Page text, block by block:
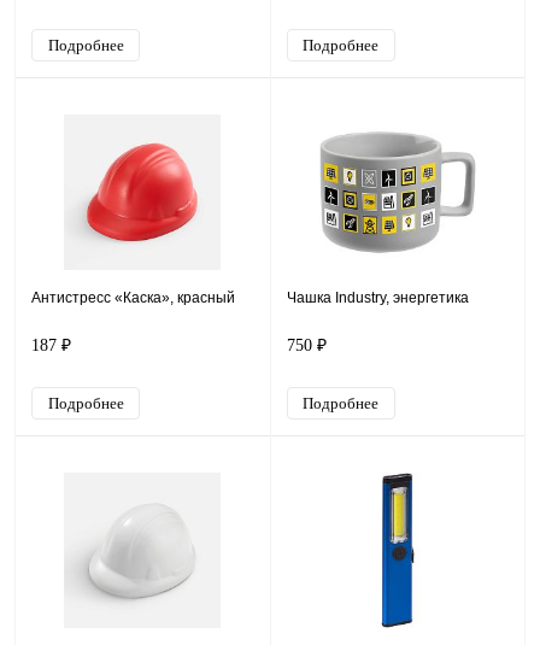
Подробнее Подробнее
Антистресс «Каска», красный
187 ₽
Подробнее
Чашка Industry, энергетика
750 ₽
Подробнее